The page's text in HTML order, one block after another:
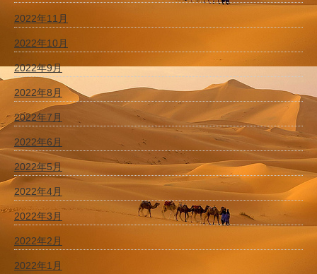
2022年11月
2022年10月
2022年9月
2022年8月
2022年7月
2022年6月
2022年5月
2022年4月
2022年3月
2022年2月
2022年1月